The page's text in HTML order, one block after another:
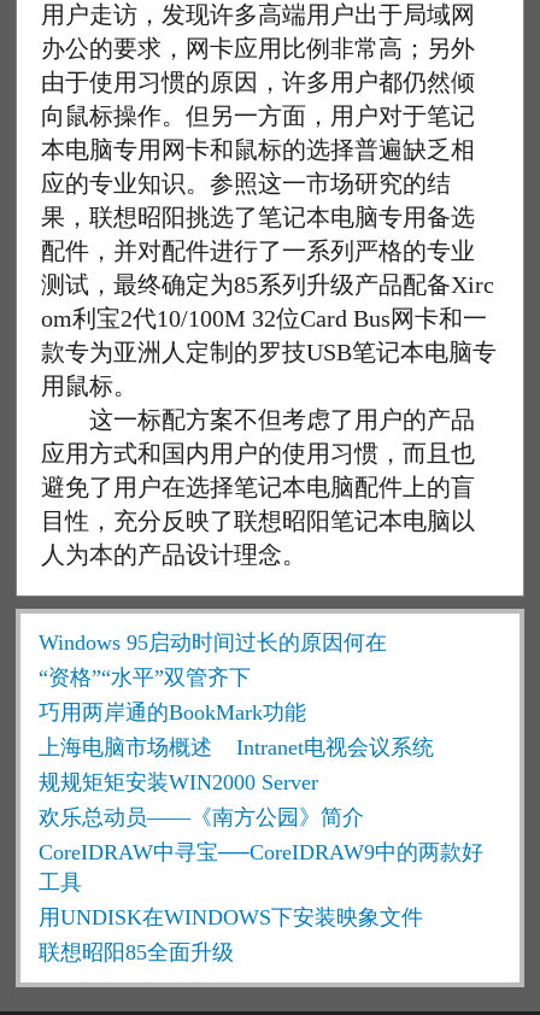
用户走访，发现许多高端用户出于局域网
办公的要求，网卡应用比例非常高；另外
由于使用习惯的原因，许多用户都仍然倾
向鼠标操作。但另一方面，用户对于笔记
本电脑专用网卡和鼠标的选择普遍缺乏相
应的专业知识。参照这一市场研究的结
果，联想昭阳挑选了笔记本电脑专用备选
配件，并对配件进行了一系列严格的专业
测试，最终确定为85系列升级产品配备Xirc
om利宝2代10/100M 32位Card Bus网卡和一
款专为亚洲人定制的罗技USB笔记本电脑专
用鼠标。
这一标配方案不但考虑了用户的产品
应用方式和国内用户的使用习惯，而且也
避免了用户在选择笔记本电脑配件上的盲
目性，充分反映了联想昭阳笔记本电脑以
人为本的产品设计理念。
Windows 95启动时间过长的原因何在
“资格”“水平”双管齐下
巧用两岸通的BookMark功能
上海电脑市场概述
Intranet电视会议系统
规规矩矩安装WIN2000 Server
欢乐总动员——《南方公园》简介
CoreIDRAW中寻宝──CoreIDRAW9中的两款好
工具
用UNDISK在WINDOWS下安装映象文件
联想昭阳85全面升级